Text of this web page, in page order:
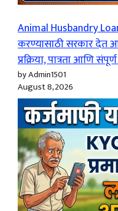
Animal Husbandry
करण्यासाठी सरकार देत
प्रक्रिया, पात्रता आणि
by Admin1501
August 8, 2026